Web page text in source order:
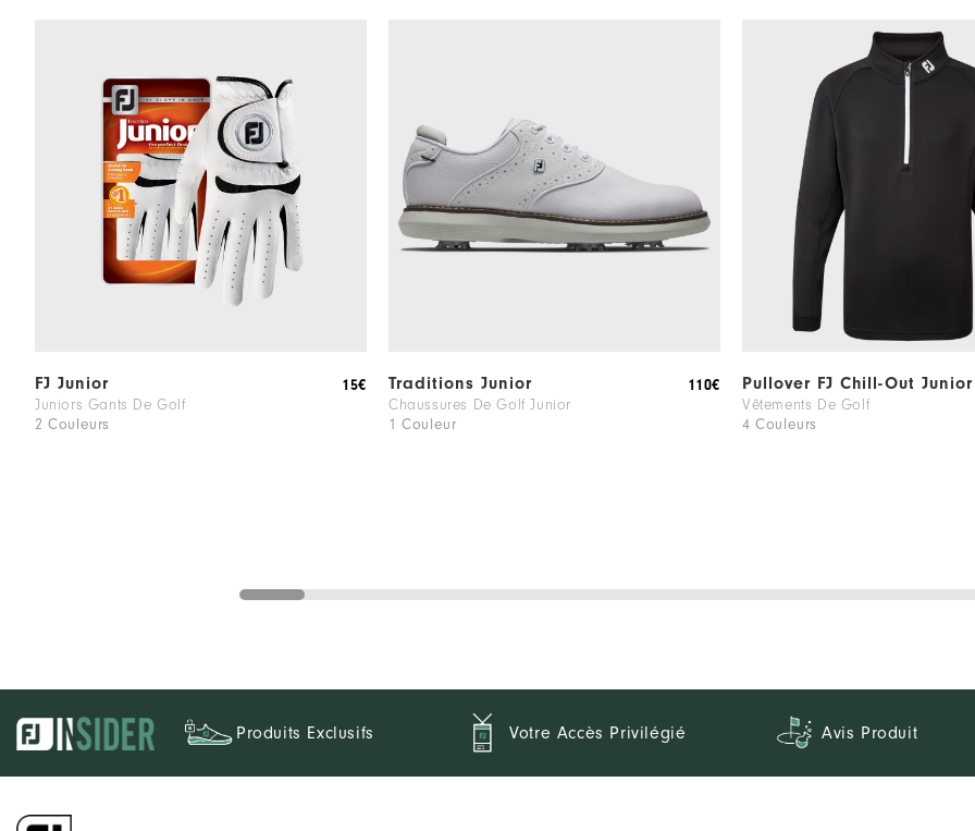
FJ Junior
Juniors Gants De Golf
2 Couleurs
15€ Traditions Junior
Chaussures De Golf Junior
1 Couleur
110€ Pullover FJ Chill-Out Junior
Vêtements De Golf
4 Couleurs
Produits Exclusifs Votre Accès Privilégié Avis Produit